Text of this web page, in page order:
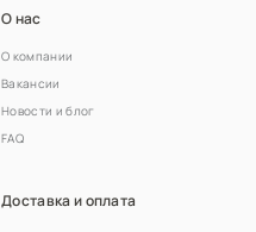
О нас
О компании
Вакансии
Новости и блог
FAQ
Доставка и оплата